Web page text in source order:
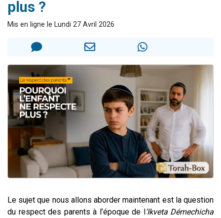
Odaya vient de donner son Maasser
2 personnes viennent de faire un don pour Tsédaka : pauvres d'Israel
plus ?
Mis en ligne le Lundi 27 Avril 2026
Le sujet que nous allons aborder maintenant est la question
du respect des parents à l’époque de l’Ikveta Démechicha